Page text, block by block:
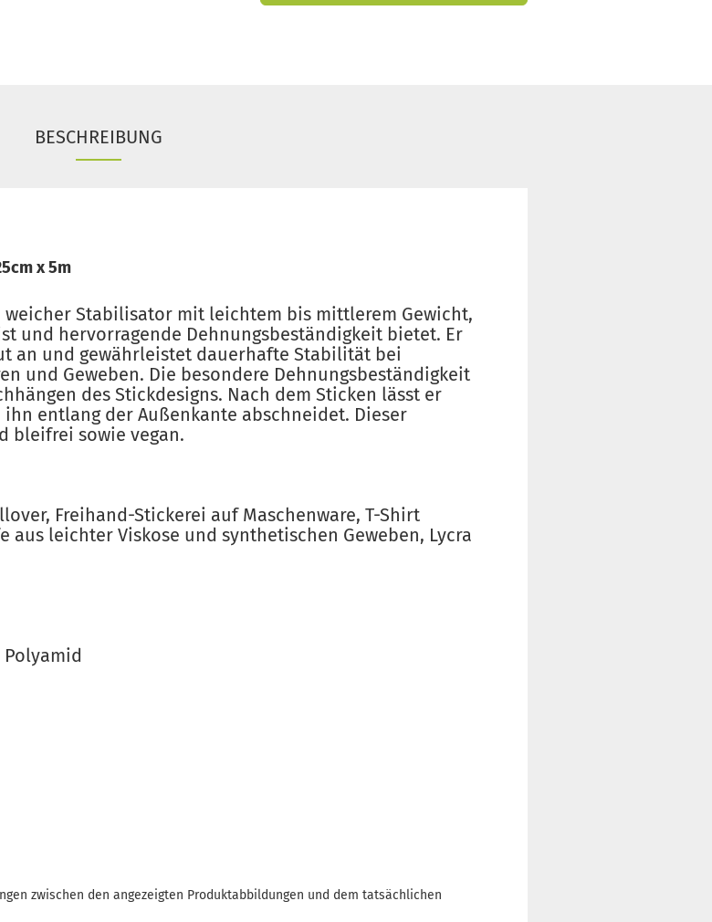
BESCHREIBUNG
x 5m
weicher Stabilisator mit leichtem bis mittlerem Gewicht,
und hervorragende Dehnungsbeständigkeit bietet. Er
an und gewährleistet dauerhafte Stabilität bei
und Geweben. Die besondere Dehnungsbeständigkeit
des Stickdesigns. Nach dem Sticken lässt er
entlang der Außenkante abschneidet. Dieser
bleifrei sowie vegan.
Freihand-Stickerei auf Maschenware, T-Shirt
aus leichter Viskose und synthetischen Geweben, Lycra
zwischen den angezeigten Produktabbildungen und dem tatsächlichen